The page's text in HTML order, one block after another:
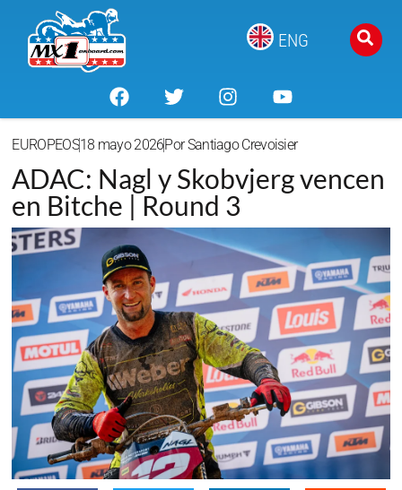
ENG
EUROPEOS18 mayo 2026PorSantiago Crevoisier
ADAC: Nagl y Skobvjerg vencen
en Bitche | Round 3